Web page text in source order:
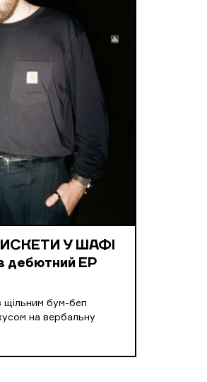
ДИСКЕТИ У ШАФІ
дебютний EP
щільним бум-беп
на вербальну